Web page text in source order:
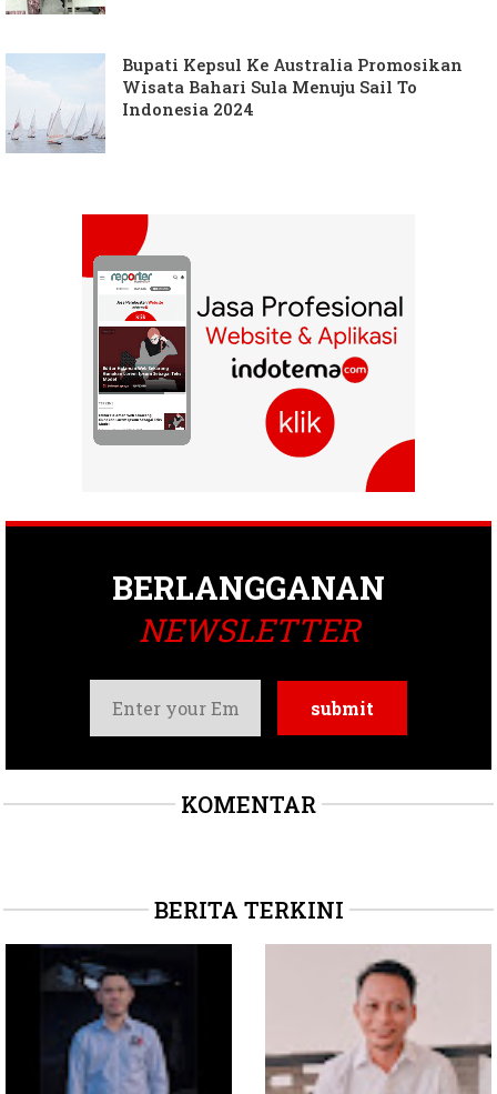
Bupati Kepsul Ke Australia Promosikan
Wisata Bahari Sula Menuju Sail To
Indonesia 2024
BERLANGGANAN
NEWSLETTER
KOMENTAR
BERITA TERKINI